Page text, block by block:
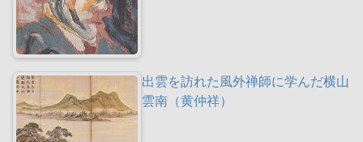
出雲を訪れた風外禅師に学んだ横山
雲南（黄仲祥）